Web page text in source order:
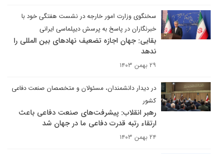
سخنگوی وزارت امور خارجه در نشست هفتگی خود با
خبرنگاران در پاسخ به پرسش دیپلماسی ایرانی
بقایی: جهان اجازه تضعیف نهادهای بین المللی را
ندهد
۲۹ بهمن ۱۴۰۳
در دیدار دانشمندان، مسئولان و متخصصان صنعت دفاعی
کشور
رهبر انقلاب: پیشرفت‌های صنعت دفاعی باعث
ارتقاء رتبه قدرت دفاعی ما در جهان شد
۲۴ بهمن ۱۴۰۳